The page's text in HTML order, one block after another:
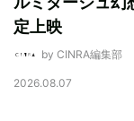
定上映
by CINRA編集部
2026.08.07